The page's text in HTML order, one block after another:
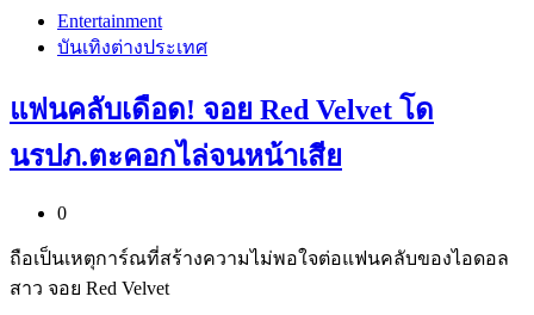
Entertainment
บันเทิงต่างประเทศ
แฟนคลับเดือด! จอย Red Velvet โด
นรปภ.ตะคอกไล่จนหน้าเสีย
0
ถือเป็นเหตุการ์ณที่สร้างความไม่พอใจต่อแฟนคลับของไอดอล
สาว จอย Red Velvet